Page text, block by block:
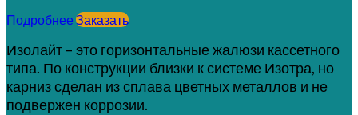
Подробнее Заказать
Изолайт – это горизонтальные жалюзи кассетного
типа. По конструкции близки к системе Изотра, но
карниз сделан из сплава цветных металлов и не
подвержен коррозии.